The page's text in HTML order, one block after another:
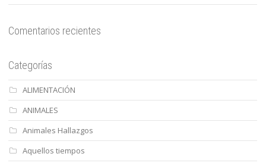
Comentarios recientes
Categorías
ALIMENTACIÓN
ANIMALES
Animales Hallazgos
Aquellos tiempos